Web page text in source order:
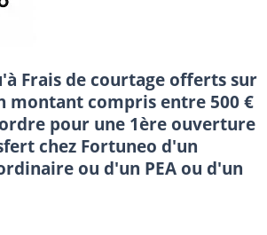
Frais de courtage offerts sur
montant compris entre 500 €
pour une 1ère ouverture
chez Fortuneo d'un
ou d'un PEA ou d'un